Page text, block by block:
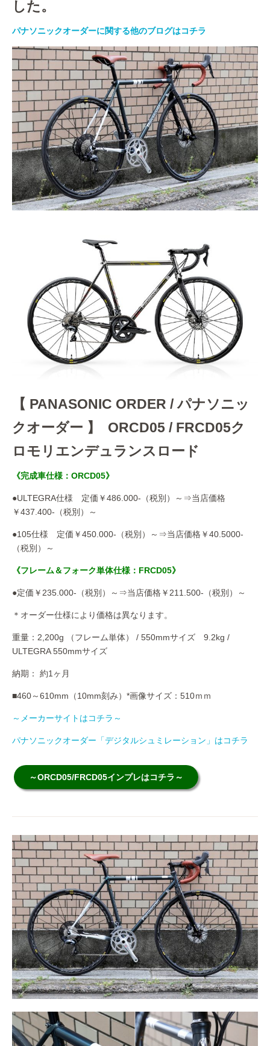
した。
パナソニックオーダーに関する他のブログはコチラ
【 PANASONIC ORDER / パナソニッ
クオーダー 】 ORCD05 / FRCD05ク
ロモリエンデュランスロード
《完成車仕様：ORCD05》
●ULTEGRA仕様 定価￥486.000-（税別）～⇒当店価格
￥437.400-（税別）～
●105仕様 定価￥450.000-（税別）～⇒当店価格￥40.5000-
（税別）～
《フレーム＆フォーク単体仕様：FRCD05》
●定価￥235.000-（税別）～⇒当店価格￥211.500-（税別）～
＊オーダー仕様により価格は異なります。
重量：2,200g （フレーム単体） / 550mmサイズ 9.2kg /
ULTEGRA 550mmサイズ
納期： 約1ヶ月
■460～610mm（10mm刻み）*画像サイズ：510ｍｍ
～メーカーサイトはコチラ～
パナソニックオーダー「デジタルシュミレーション」はコチラ
～ORCD05/FRCD05インプレはコチラ～